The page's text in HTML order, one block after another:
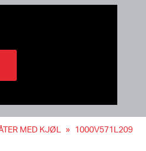
MED KJØL 1000V571L209